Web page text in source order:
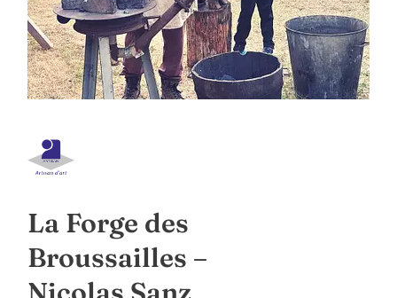
La Forge des
Broussailles –